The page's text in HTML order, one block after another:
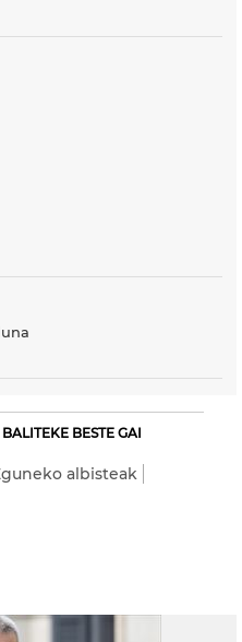
BESTE GAI
albisteak